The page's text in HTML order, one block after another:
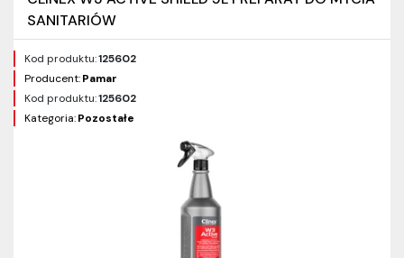
SANITARIÓW
Kod produktu:125602
Producent:Pamar
Kod produktu:125602
Kategoria:Pozostałe